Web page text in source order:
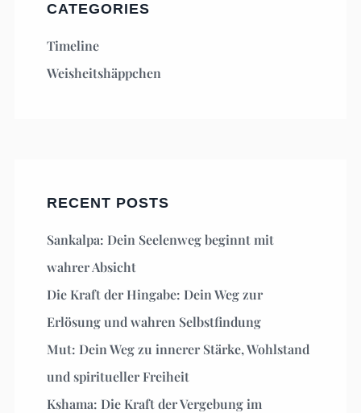
CATEGORIES
Timeline
Weisheitshäppchen
RECENT POSTS
Sankalpa: Dein Seelenweg beginnt mit
wahrer Absicht
Die Kraft der Hingabe: Dein Weg zur
Erlösung und wahren Selbstfindung
Mut: Dein Weg zu innerer Stärke, Wohlstand
und spiritueller Freiheit
Kshama: Die Kraft der Vergebung im